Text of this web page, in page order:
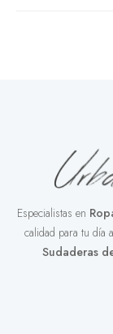
Especialistas en
calidad para tu día
Sudaderas